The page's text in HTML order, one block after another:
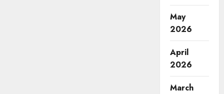
May
2026
April
2026
March